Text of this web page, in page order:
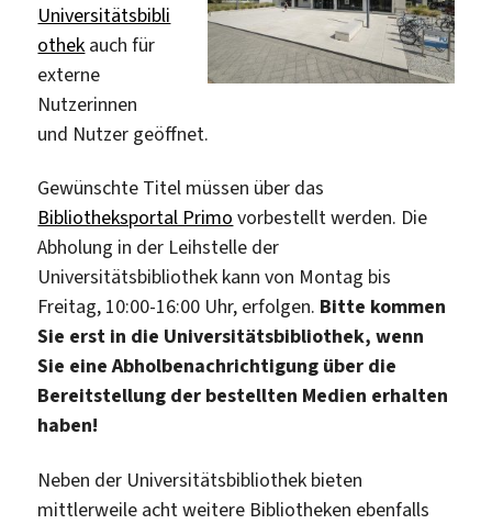
Universitätsbibli
othek auch für
externe
Nutzerinnen
und Nutzer geöffnet.
Gewünschte Titel müssen über das
Bibliotheksportal Primo vorbestellt werden. Die
Abholung in der Leihstelle der
Universitätsbibliothek kann von Montag bis
Freitag, 10:00-16:00 Uhr, erfolgen. Bitte kommen
Sie erst in die Universitätsbibliothek, wenn
Sie eine Abholbenachrichtigung über die
Bereitstellung der bestellten Medien erhalten
haben!
Neben der Universitätsbibliothek bieten
mittlerweile acht weitere Bibliotheken ebenfalls